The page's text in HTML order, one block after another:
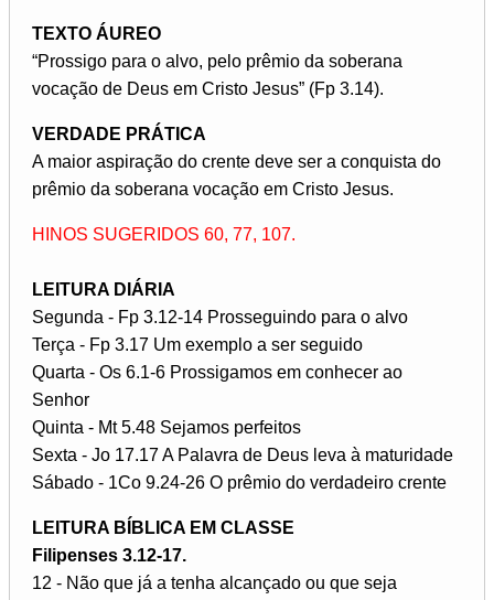
TEXTO ÁUREO
“Prossigo para o alvo, pelo prêmio da soberana
vocação de Deus em Cristo Jesus” (Fp 3.14).
VERDADE PRÁTICA
A maior aspiração do crente deve ser a conquista do
prêmio da soberana vocação em Cristo Jesus.
HINOS SUGERIDOS 60, 77, 107.
LEITURA DIÁRIA
Segunda - Fp 3.12-14 Prosseguindo para o alvo
Terça - Fp 3.17 Um exemplo a ser seguido
Quarta - Os 6.1-6 Prossigamos em conhecer ao
Senhor
Quinta - Mt 5.48 Sejamos perfeitos
Sexta - Jo 17.17 A Palavra de Deus leva à maturidade
Sábado - 1Co 9.24-26 O prêmio do verdadeiro crente
LEITURA BÍBLICA EM CLASSE
Filipenses 3.12-17.
12 - Não que já a tenha alcançado ou que seja